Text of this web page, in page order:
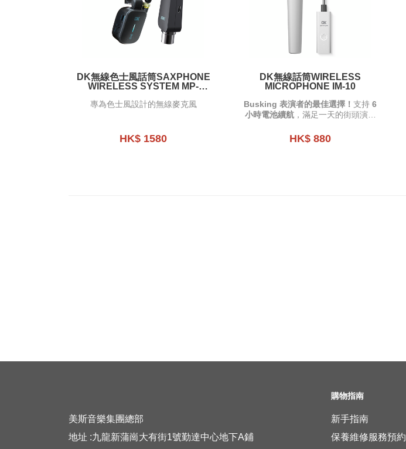
DK無線色士風話筒SAXPHONE
WIRELESS SYSTEM MP-
專為色士風設計的無線麥克風
HK$ 1580
DK無線話筒WIRELESS
MICROPHONE IM-10
Busking 表演者的最佳選擇！ 支持 6
小時電池續航，滿足一天的街頭演出
HK$ 880
購物指南
美斯音樂集團總部
地址 :九龍新蒲崗大有街1號勤達中心地下A鋪
新手指南
保養維修服務預約